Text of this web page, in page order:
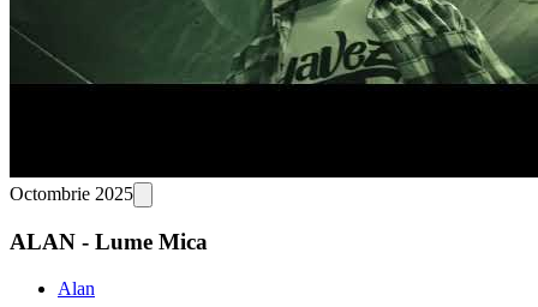
Octombrie 2025
ALAN - Lume Mica
Alan